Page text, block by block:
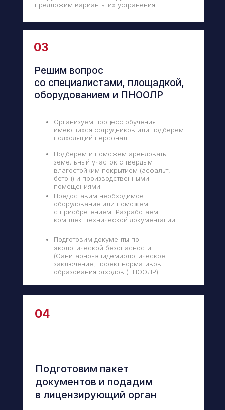
04
Подготовим пакет
документов и подадим
в лицензирующий орган
предложим варианты их устранения
03
Подготовим документы по
экологической безопасности
(Санитарно-эпидемиологическое
заключение, проект нормативов
образования отходов (ПНООЛР)
Предоставим необходимое
оборудование или поможем
с приобретением. Разработаем
комплект технической документации
Подберем и поможем арендовать
земельный участок с твердым
влагостойким покрытием (асфальт,
бетон) и производственными
помещениями
Организуем процесс обучения
имеющихся сотрудников или подберём
подходящий персонал
Решим вопрос
со специалистами, площадкой,
оборудованием и ПНООЛР